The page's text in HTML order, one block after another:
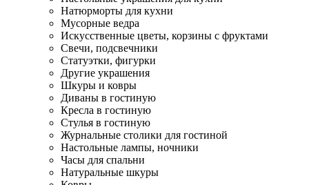
Натюрморты для кухни
Мусорные ведра
Искусственные цветы, корзины с фруктами
Свечи, подсвечники
Статуэтки, фигурки
Другие украшения
Шкуры и ковры
Диваны в гостиную
Кресла в гостиную
Стулья в гостиную
Журнальные столики для гостиной
Настольные лампы, ночники
Часы для спальни
Натуральные шкуры